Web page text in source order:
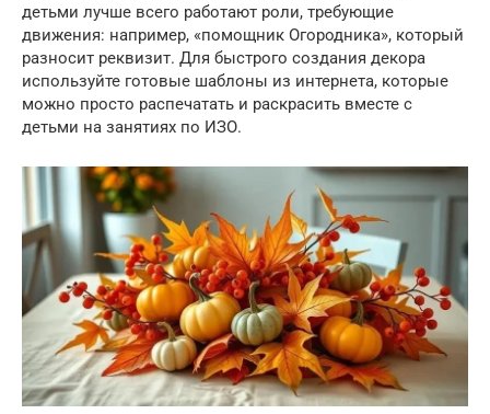
детьми лучше всего работают роли, требующие
движения: например, «помощник Огородника», который
разносит реквизит. Для быстрого создания декора
используйте готовые шаблоны из интернета, которые
можно просто распечатать и раскрасить вместе с
детьми на занятиях по ИЗО.